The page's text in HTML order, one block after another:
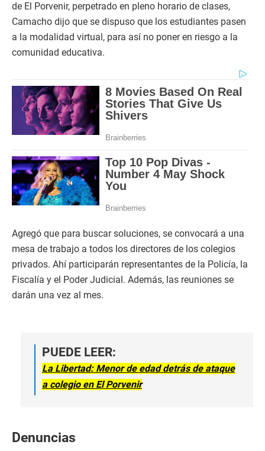
de El Porvenir, perpetrado en pleno horario de clases,
Camacho dijo que se dispuso que los estudiantes pasen
a la modalidad virtual, para así no poner en riesgo a la
comunidad educativa.
Agregó que para buscar soluciones, se convocará a una
mesa de trabajo a todos los directores de los colegios
privados. Ahí participarán representantes de la Policía, la
Fiscalía y el Poder Judicial. Además, las reuniones se
darán una vez al mes.
PUEDE LEER:
La Libertad: Menor de edad detrás de ataque
a colegio en El Porvenir
Denuncias